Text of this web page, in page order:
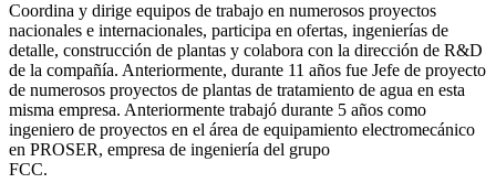
Coordina y dirige equipos de trabajo en numerosos proyectos
nacionales e internacionales, participa en ofertas, ingenierías de
detalle, construcción de plantas y colabora con la dirección de R&D
de la compañía. Anteriormente, durante 11 años fue Jefe de proyecto
de numerosos proyectos de plantas de tratamiento de agua en esta
misma empresa. Anteriormente trabajó durante 5 años como
ingeniero de proyectos en el área de equipamiento electromecánico
en PROSER, empresa de ingeniería del grupo
FCC.